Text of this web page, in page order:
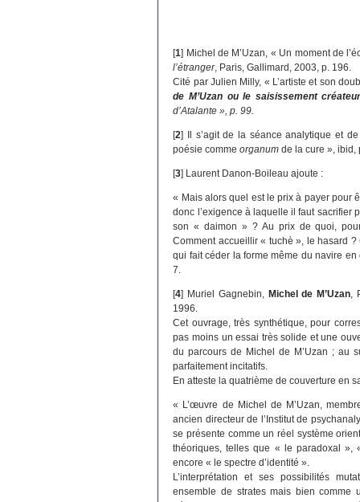
[1] Michel de M’Uzan, « Un moment de
l’étranger, Paris, Gallimard, 2003, p. 196.
Cité par Julien Milly, « L’artiste et son
de M’Uzan ou le saisissement
d’Atalante », p. 99.
[2]
Il s’agit de la séance analytique et
poésie commeorganum de la cure », ibid,
[3] Laurent Danon-Boileau ajoute :
« Mais alors quel est le prix à payer pour
donc l’exigence à laquelle il faut sacrifier
son « daimon » ? Au prix de quoi,
Comment accueillir « tuchè », le hasard
qui fait céder la forme même du navire
7.
[4] Muriel Gagnebin, Michel de M’Uzan,
1996.
Cet ouvrage, très synthétique, pour
pas moins un essai très solide et une
du parcours de Michel de M’Uzan ; au
parfaitement incitatifs.
En atteste la quatrième de couverture en
« L’œuvre de Michel de M’Uzan,
ancien directeur de l’Institut de
se présente comme un réel système
théoriques, telles que « le paradoxal »,
encore « le spectre d’identité ».
L’interprétation et ses possibilités
ensemble de strates mais bien comme